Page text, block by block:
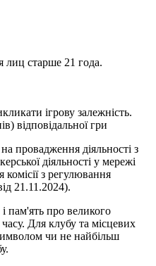
лиц старше 21 года.
ігрову залежність.
відповідальної гри
діяльності з
діяльності у мережі
з регулювання
21.11.2024).
пам'ять про великого
Для клубу та місцевих
чи не найбільш